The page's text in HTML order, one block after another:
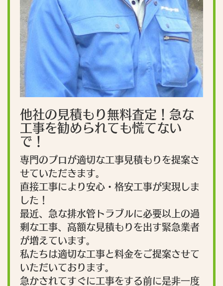
他社の見積もり無料査定！急な
工事を勧められても慌てない
で！
専門のプロが適切な工事見積もりを提案さ
せていただきます。
直接工事により安心・格安工事が実現しま
した！
最近、急な排水管トラブルに必要以上の過
剰な工事、高額な見積もりを出す緊急業者
が増えています。
私たちは適切な工事と料金をご提案させて
いただいております。
急かされてすぐに工事をする前に是非一度